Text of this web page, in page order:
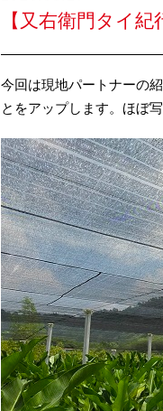
【又右衛門タイ
今回は現地パートナーの
とをアップします。ほぼ写